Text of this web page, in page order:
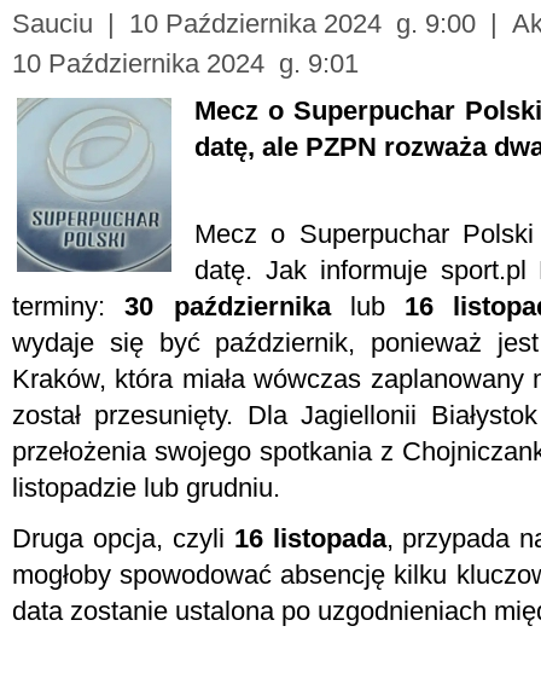
Sauciu | 10 Października 2024 g. 9:00 |
10 Października 2024 g. 9:01
Mecz o Superpuchar
datę, ale PZPN rozważa
Mecz o Superpuchar
datę. Jak informuje
terminy:30 październikalub 16
wydaje się być październik, ponieważ
Kraków, która miała wówczas
został przesunięty. Dla Jagiellonii
przełożenia swojego spotkania z
listopadzie lub grudniu.
Druga opcja, czyli 16 listopada, przypada
mogłoby spowodować absencję kilku
data zostanie ustalona po uzgodnieniach